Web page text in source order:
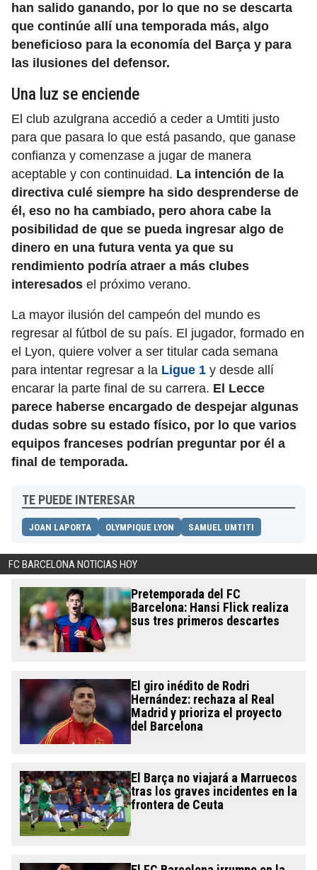
han salido ganando, por lo que no se descarta
que continúe allí una temporada más, algo
beneficioso para la economía del Barça y para
las ilusiones del defensor.
Una luz se enciende
El club azulgrana accedió a ceder a Umtiti justo
para que pasara lo que está pasando, que ganase
confianza y comenzase a jugar de manera
aceptable y con continuidad. La intención de la
directiva culé siempre ha sido desprenderse de
él, eso no ha cambiado, pero ahora cabe la
posibilidad de que se pueda ingresar algo de
dinero en una futura venta ya que su
rendimiento podría atraer a más clubes
interesados el próximo verano.
La mayor ilusión del campeón del mundo es
regresar al fútbol de su país. El jugador, formado en
el Lyon, quiere volver a ser titular cada semana
para intentar regresar a la Ligue 1 y desde allí
encarar la parte final de su carrera. El Lecce
parece haberse encargado de despejar algunas
dudas sobre su estado físico, por lo que varios
equipos franceses podrían preguntar por él a
final de temporada.
TE PUEDE INTERESAR
JOAN LAPORTA OLYMPIQUE LYON SAMUEL UMTITI
FC BARCELONA NOTICIAS HOY
Pretemporada del FC
Barcelona: Hansi Flick realiza
sus tres primeros descartes
El giro inédito de Rodri
Hernández: rechaza al Real
Madrid y prioriza el proyecto
del Barcelona
El Barça no viajará a Marruecos
tras los graves incidentes en la
frontera de Ceuta